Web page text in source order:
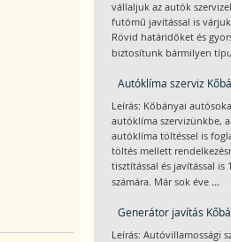
vállaljuk az autók
futómű javítással is
Rövid határidőket és
biztosítunk bármilyen
Autóklíma szerviz
Leírás: Kőbányai
autóklíma szervizünkbe,
autóklíma töltéssel is
töltés mellett
tisztítással és javítással is
számára. Már sok éve ...
Generátor javítás
Leírás: Autóvillamossági